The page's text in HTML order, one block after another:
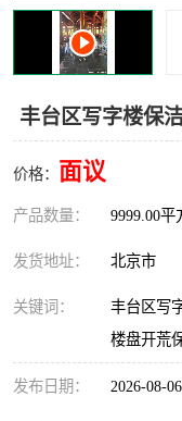
丰台区写字楼保
价格： 面议
产品数量： 9999.00平
发货地址： 北京市
关键词：
丰台区写
楼盘开荒
发布日期： 2026-08-06